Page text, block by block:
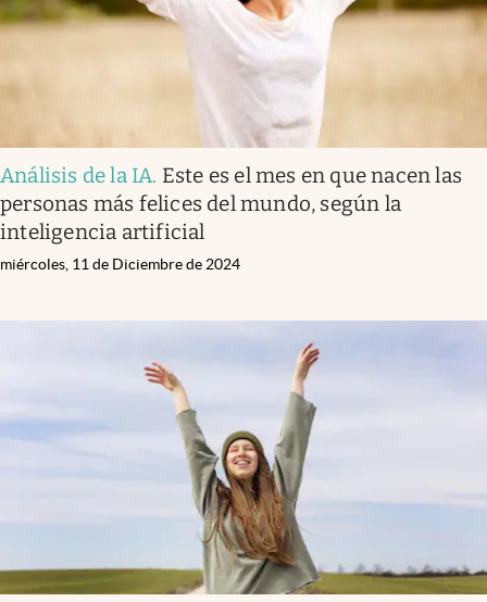
Análisis de la IA. Este es el mes en que nacen las
personas más felices del mundo, según la
inteligencia artificial
miércoles, 11 de Diciembre de 2024